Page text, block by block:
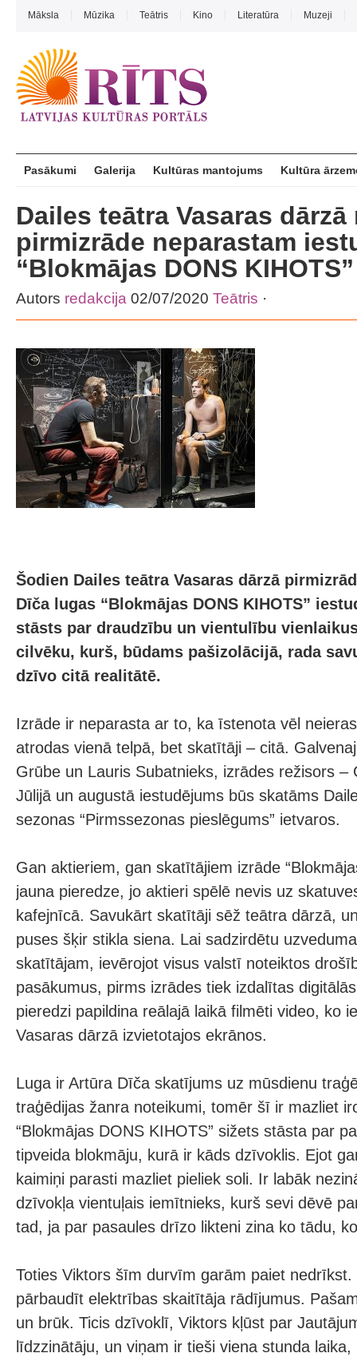
Māksla Mūzika Teātris Kino Literatūra Muzeji
Pasākumi Galerija Kultūras mantojums Kultūra
Dailes teātra Vasaras
pirmizrāde neparastam
“Blokmājas DONS KIHOTS”
Autors redakcija 02/07/2020 Teātris ·
Šodien Dailes teātra Vasaras dārzā
Dīča lugas “Blokmājas DONS KIHOTS”
stāsts par draudzību un vientulību
cilvēku, kurš, būdams pašizolācijā, rada
dzīvo citā realitātē.
Izrāde ir neparasta ar to, ka īstenota vēl
atrodas vienā telpā, bet skatītāji – citā.
Grūbe un Lauris Subatnieks, izrādes režisors –
Jūlijā un augustā iestudējums būs skatāms
sezonas “Pirmssezonas pieslēgums” ietvaros.
Gan aktieriem, gan skatītājiem izrāde
jauna pieredze, jo aktieri spēlē nevis uz
kafejnīcā. Savukārt skatītāji sēž teātra dārzā,
puses šķir stikla siena. Lai sadzirdētu
skatītājam, ievērojot visus valstī noteiktos
pasākumus, pirms izrādes tiek izdalītas
pieredzi papildina reālajā laikā filmēti video, ko
Vasaras dārzā izvietotajos ekrānos.
Luga ir Artūra Dīča skatījums uz mūsdienu
traģēdijas žanra noteikumi, tomēr šī ir mazliet
“Blokmājas DONS KIHOTS” sižets stāsta par
tipveida blokmāju, kurā ir kāds dzīvoklis. Ejot
kaimiņi parasti mazliet pieliek soli. Ir labāk
dzīvokļa vientuļais iemītnieks, kurš sevi dēvē
tad, ja par pasaules drīzo likteni zina ko tādu,
Toties Viktors šīm durvīm garām paiet nedrīkst.
pārbaudīt elektrības skaitītāja rādījumus.
un brūk. Ticis dzīvoklī, Viktors kļūst par
līdzzinātāju, un viņam ir tieši viena stunda